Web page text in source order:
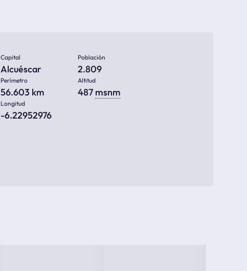
Capital
Alcuéscar
Población
2.809
Perímetro
56.603 km
Altitud
487 msnm
Longitud
-6.22952976